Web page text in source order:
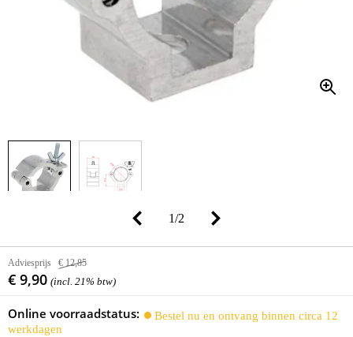
1/2
Adviesprijs € 12,85
€ 9,90 (incl. 21% btw)
Online voorraadstatus:
Bestel nu en ontvang binnen circa 12
werkdagen